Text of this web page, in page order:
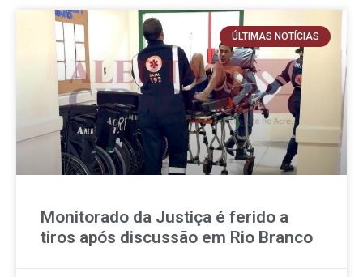
ÚLTIMAS NOTÍCIAS
Monitorado da Justiça é ferido a
tiros após discussão em Rio Branco